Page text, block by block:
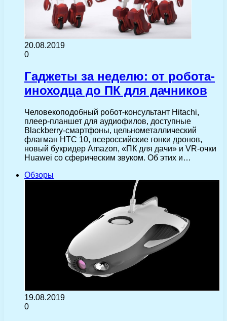
20.08.2019
0
Гаджеты за неделю: от робота-
иноходца до ПК для дачников
Человекоподобный робот-консультант Hitachi,
плеер-планшет для аудиофилов, доступные
Blackberry-смартфоны, цельнометаллический
флагман HTC 10, всероссийские гонки дронов,
новый букридер Amazon, «ПК для дачи» и VR-очки
Huawei со сферическим звуком. Об этих и…
Обзоры
19.08.2019
0